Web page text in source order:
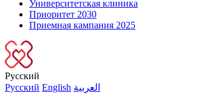
Университетская клиника
Приоритет 2030
Приемная кампания 2025
Русский
Русский English العربية